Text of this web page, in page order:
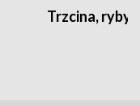
Trzcina, ryby